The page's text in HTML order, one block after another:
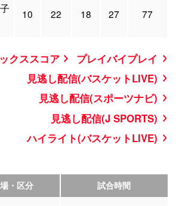
10 22 18 27 77
クススコア
プレイバイプレイ
見逃し配信(バスケットLIVE)
見逃し配信(スポーツナビ)
見逃し配信(J SPORTS)
ハイライト(バスケットLIVE)
・区分 試合時間